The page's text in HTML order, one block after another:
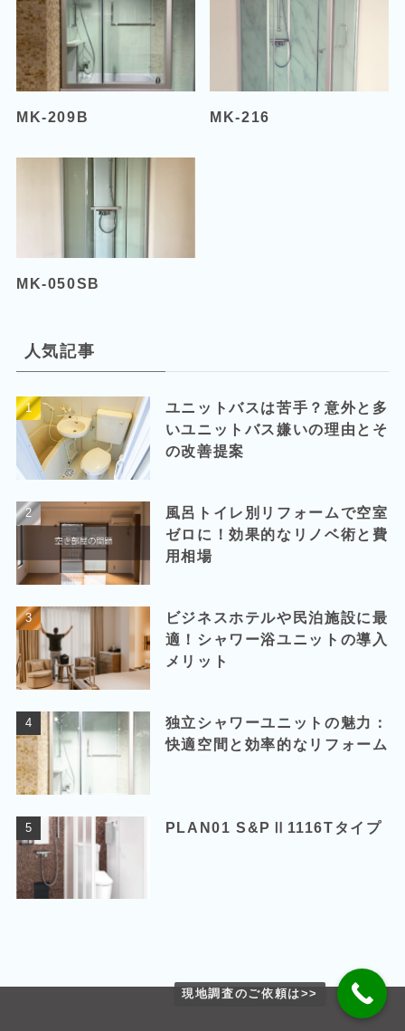
MK-209B MK-216
MK-050SB
人気記事
ユニットバスは苦手？意外と多
いユニットバス嫌いの理由とそ
の改善提案
風呂トイレ別リフォームで空室
ゼロに！効果的なリノベ術と費
用相場
ビジネスホテルや民泊施設に最
適！シャワー浴ユニットの導入
メリット
独立シャワーユニットの魅力：
快適空間と効率的なリフォーム
PLAN01 S&PⅡ1116Tタイプ
現地調査のご依頼は>>